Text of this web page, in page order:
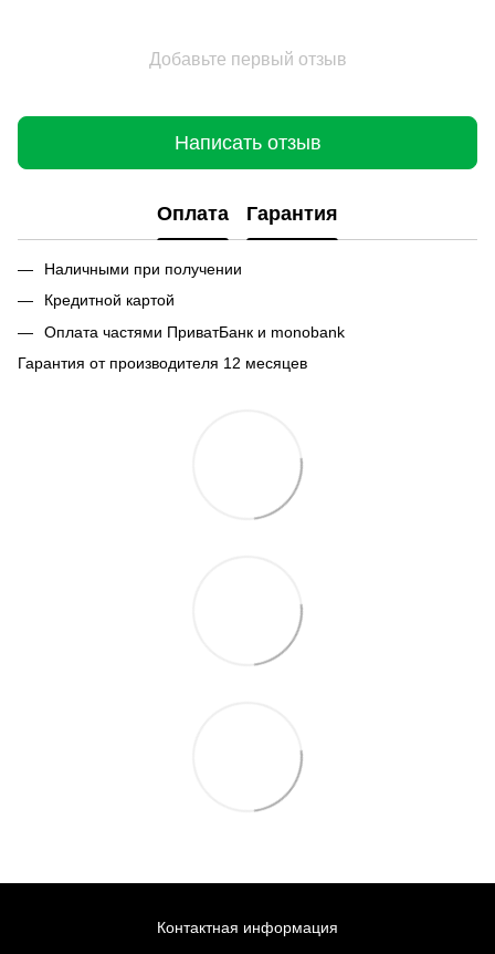
Добавьте первый отзыв
Написать отзыв
Оплата Гарантия
Наличными при получении
Кредитной картой
Оплата частями ПриватБанк и monobank
Гарантия от производителя 12 месяцев
Контактная информация